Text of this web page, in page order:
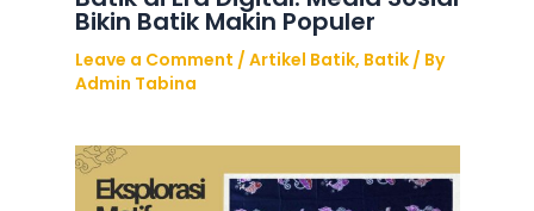
Bikin Batik Makin Populer
Leave a Comment /Artikel Batik, Batik/ By
Admin Tabina